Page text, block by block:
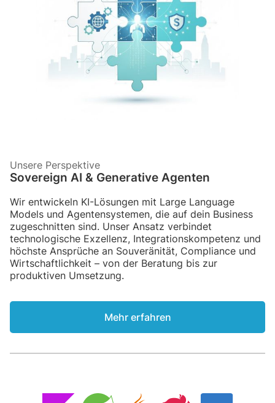
Unsere Perspektive
Sovereign AI & Generative Agenten
Wir entwickeln KI-Lösungen mit Large Language
Models und Agentensystemen, die auf dein Business
zugeschnitten sind. Unser Ansatz verbindet
technologische Exzellenz, Integrationskompetenz und
höchste Ansprüche an Souveränität, Compliance und
Wirtschaftlichkeit – von der Beratung bis zur
produktiven Umsetzung.
Mehr erfahren